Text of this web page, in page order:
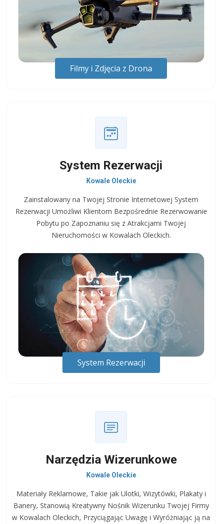
Filmy i Zdjęcia z Drona
System Rezerwacji
Kowale Oleckie
Zainstalowany na Twojej Stronie Internetowej System
Rezerwacji Umożliwi Klientom Bezpośrednie Rezerwowanie
Pobytu po Zapoznaniu się z Atrakcjami Twojej
Nieruchomości w Kowalach Oleckich.
System Rezerwacji
Narzędzia Wizerunkowe
Kowale Oleckie
Materiały Reklamowe, Takie jak Ulotki, Wizytówki, Plakaty i
Banery, Stanowią Kreatywny Nośnik Wizerunku Twojej Firmy
w Kowalach Oleckich, Przyciągając Uwagę i Wyróżniając ją na